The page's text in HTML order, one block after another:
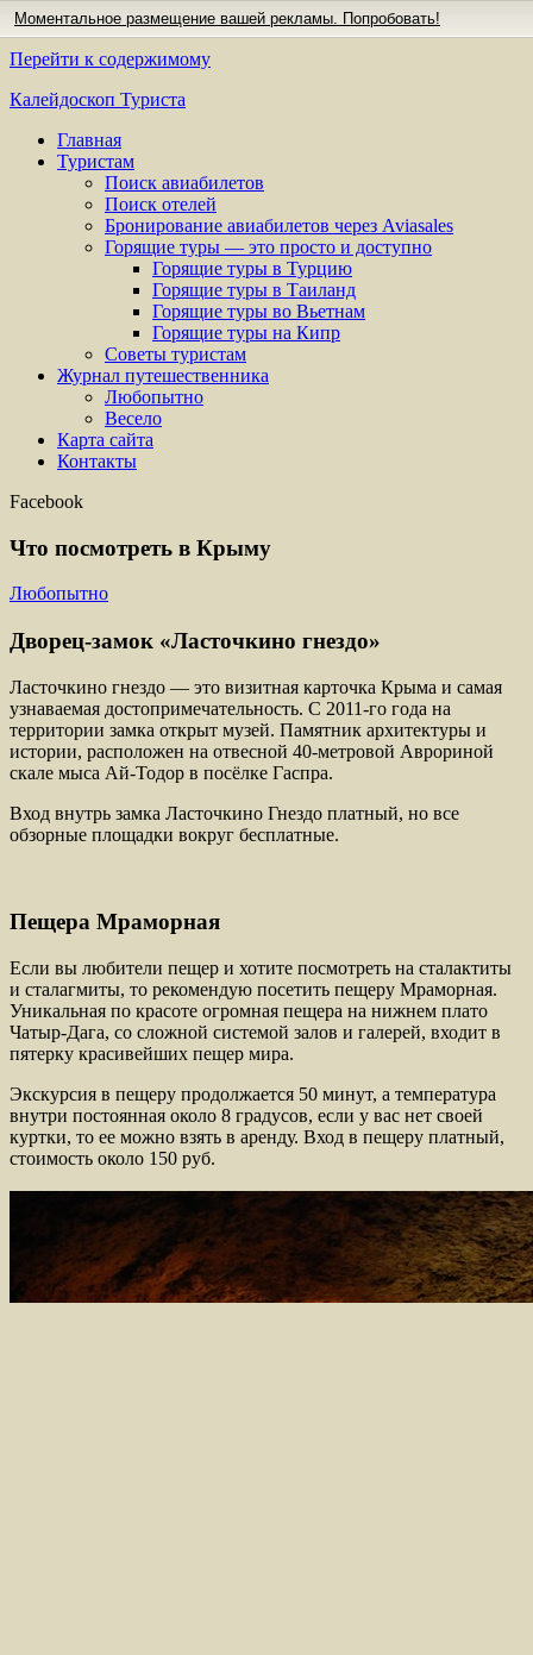
Моментальное размещение вашей рекламы. Попробовать!
Перейти к содержимому
Калейдоскоп Туриста
Главная
Туристам
Поиск авиабилетов
Поиск отелей
Бронирование авиабилетов через Aviasales
Горящие туры — это просто и доступно
Горящие туры в Турцию
Горящие туры в Таиланд
Горящие туры во Вьетнам
Горящие туры на Кипр
Советы туристам
Журнал путешественника
Любопытно
Весело
Карта сайта
Контакты
Facebook
Что посмотреть в Крыму
Любопытно
Дворец-замок «Ласточкино гнездо»
Ласточкино гнездо — это визитная карточка Крыма и самая
узнаваемая достопримечательность. С 2011-го года на
территории замка открыт музей. Памятник архитектуры и
истории, расположен на отвесной 40-метровой Аврориной
скале мыса Ай-Тодор в посёлке Гаспра.
Вход внутрь замка Ласточкино Гнездо платный, но все
обзорные площадки вокруг бесплатные.
Пещера Мраморная
Если вы любители пещер и хотите посмотреть на сталактиты
и сталагмиты, то рекомендую посетить пещеру Мраморная.
Уникальная по красоте огромная пещера на нижнем плато
Чатыр-Дага, со сложной системой залов и галерей, входит в
пятерку красивейших пещер мира.
Экскурсия в пещеру продолжается 50 минут, а температура
внутри постоянная около 8 градусов, если у вас нет своей
куртки, то ее можно взять в аренду. Вход в пещеру платный,
стоимость около 150 руб.